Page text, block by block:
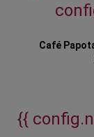
Café
{{